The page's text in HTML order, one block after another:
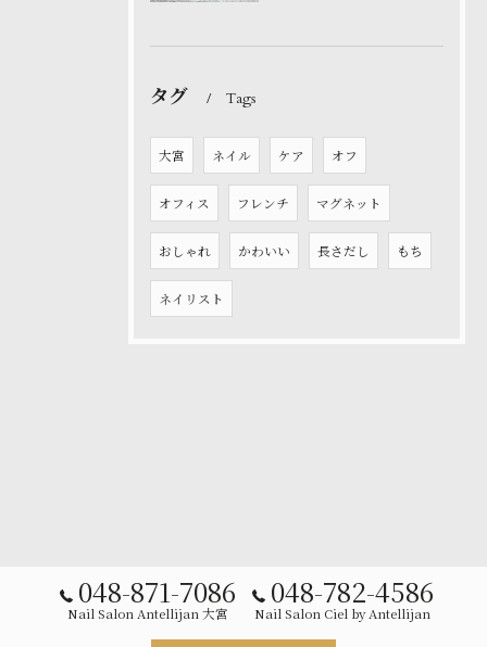
タグ Tags
大宮 ネイル ケア オフ
オフィス フレンチ マグネット
おしゃれ かわいい 長さだし もち
ネイリスト
048-871-7086
Nail Salon Antellijan 大宮
048-782-4586
Nail Salon Ciel by Antellijan